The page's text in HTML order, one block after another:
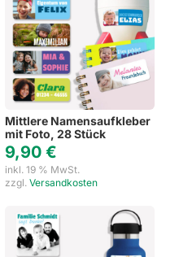
Mittlere Namensaufkleber
mit Foto, 28 Stück
9,90 €
inkl. 19 % MwSt.
zzgl. Versandkosten